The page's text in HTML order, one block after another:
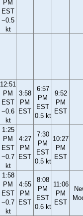
PM
EST
−0.5
kt
12:51
PM
EST
−0.6
kt
3:58
PM
EST
6:57
PM
EST
0.5 kt
9:52
PM
EST
1:25
PM
EST
−0.7
kt
4:27
PM
EST
7:30
PM
EST
0.5 kt
10:27
PM
EST
1:58
PM
EST
−0.7
kt
4:55
PM
EST
8:08
PM
EST
0.6 kt
11:06
PM
EST